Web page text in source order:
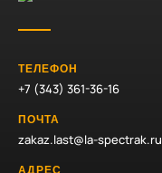
ТЕЛЕФОН
+7 (343) 361-36-16
ПОЧТА
zakaz.last@la-spectrak.ru
АДРЕС